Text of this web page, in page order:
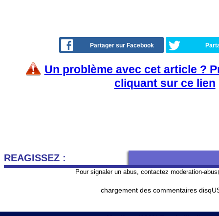
Partager sur Facebook
Un problème avec cet article ?
cliquant sur ce lien
REAGISSEZ :
Pour signaler un abus, contactez moderation-
chargement des commentaires